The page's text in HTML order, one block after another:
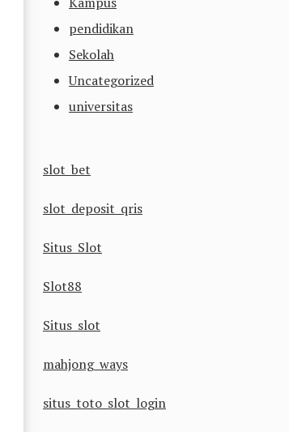
pendidikan
Sekolah
Uncategorized
universitas
slot bet
slot deposit qris
Situs Slot
Slot88
Situs slot
mahjong ways
situs toto slot login